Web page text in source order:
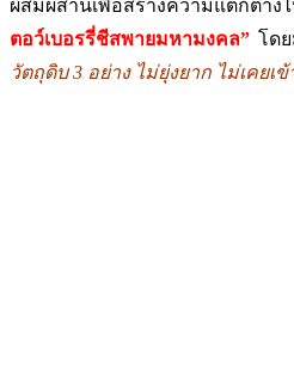
ผสมผสานเพื่อสร้างความแตกต่า
ตอว์เบอรรี่ชีสพายมหามงคล” โด
วัตถุดิบ 3 อย่าง ไม่ยุ่งยาก ไม่เคยเ